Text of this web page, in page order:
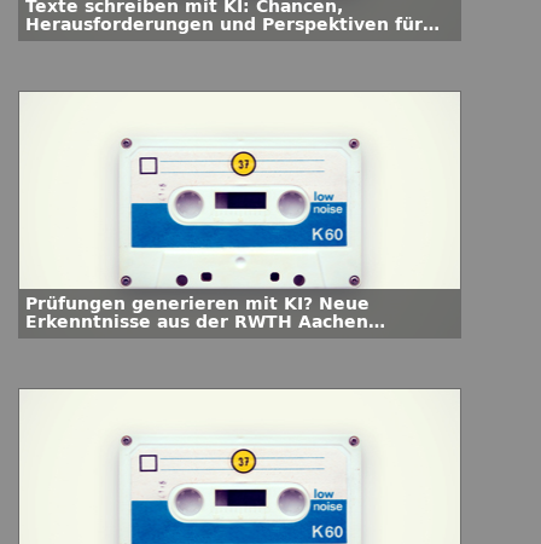
Texte schreiben mit KI: Chancen,
Herausforderungen und Perspektiven für
die Hochschullehre
Prüfungen generieren mit KI? Neue
Erkenntnisse aus der RWTH Aachen
University